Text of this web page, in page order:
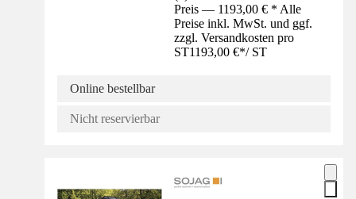
Preis — 1193,00 € * Alle
Preise inkl. MwSt. und ggf.
zzgl. Versandkosten pro
ST1193,00 €*/ ST
Online bestellbar
Nicht reservierbar